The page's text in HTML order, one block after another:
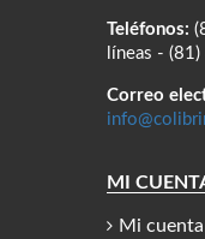
Teléfonos:
líneas -
Correo
MI
Mi cuenta